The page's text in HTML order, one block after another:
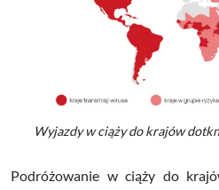
Wyjazdy w ciąży do krajów
Podróżowanie w ciąży do